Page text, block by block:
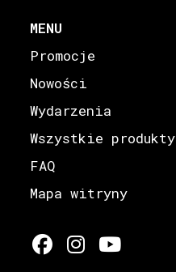
MENU
Promocje
Nowości
Wydarzenia
Wszystkie produkty
FAQ
Mapa witryny